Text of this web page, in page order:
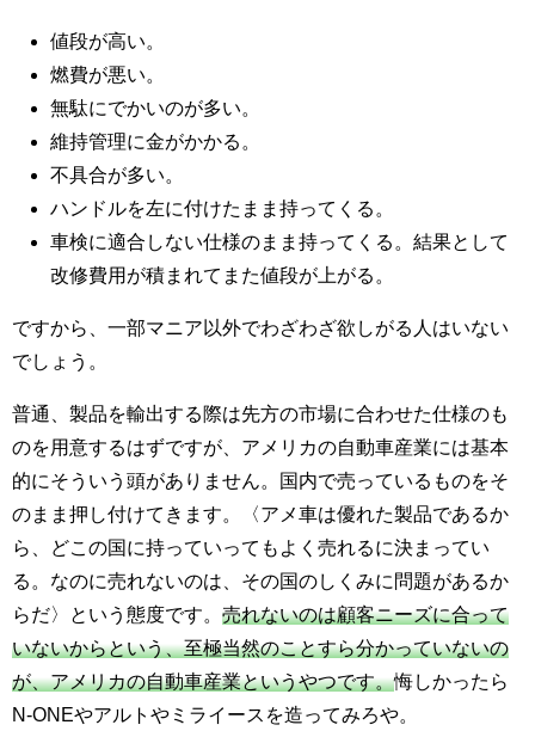
値段が高い。
燃費が悪い。
無駄にでかいのが多い。
維持管理に金がかかる。
不具合が多い。
ハンドルを左に付けたまま持ってくる。
車検に適合しない仕様のまま持ってくる。結果として
改修費用が積まれてまた値段が上がる。
ですから、一部マニア以外でわざわざ欲しがる人はいない
でしょう。
普通、製品を輸出する際は先方の市場に合わせた仕様のも
のを用意するはずですが、アメリカの自動車産業には基本
的にそういう頭がありません。国内で売っているものをそ
のまま押し付けてきます。〈アメ車は優れた製品であるか
ら、どこの国に持っていってもよく売れるに決まってい
る。なのに売れないのは、その国のしくみに問題があるか
らだ〉という態度です。 売れないのは顧客ニーズに合って
いないからという、至極当然のことすら分かっていないの
が、アメリカの自動車産業というやつです。悔しかったら
N-ONEやアルトやミライースを造ってみろや。